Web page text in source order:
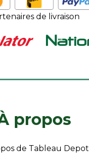
de livraison
propos
de Tableau Depot